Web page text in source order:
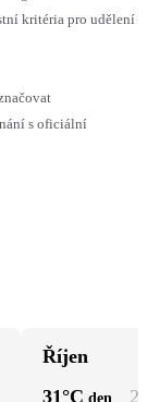
kritéria pro udělení
s oficiální
Říjen
31°C den